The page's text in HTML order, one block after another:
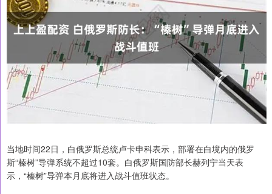
当地时间22日，白俄罗斯总统卢卡申科表示，部署在白境内的俄罗
斯“榛树”导弹系统不超过10套。白俄罗斯国防部长赫列宁当天表
示，“榛树”导弹本月底将进入战斗值班状态。